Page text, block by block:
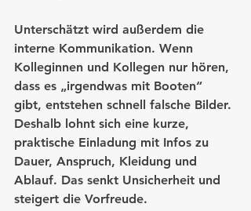
Unterschätzt wird außerdem die
interne Kommunikation. Wenn
Kolleginnen und Kollegen nur hören,
dass es „irgendwas mit Booten“
gibt, entstehen schnell falsche Bilder.
Deshalb lohnt sich eine kurze,
praktische Einladung mit Infos zu
Dauer, Anspruch, Kleidung und
Ablauf. Das senkt Unsicherheit und
steigert die Vorfreude.